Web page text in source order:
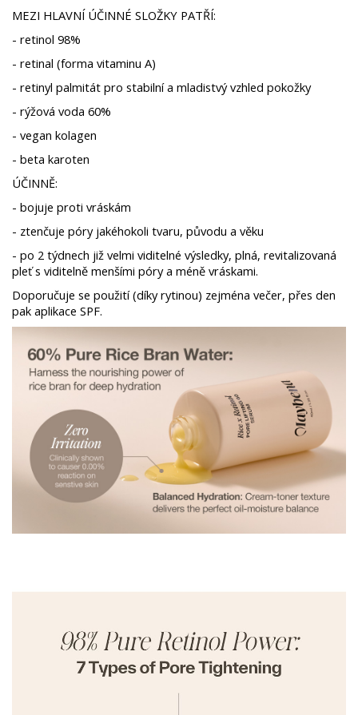
MEZI HLAVNÍ ÚČINNÉ SLOŽKY PATŘÍ:
- retinol 98%
- retinal (forma vitaminu A)
- retinyl palmitát pro stabilní a mladistvý vzhled pokožky
- rýžová voda 60%
- vegan kolagen
- beta karoten
ÚČINNĚ:
- bojuje proti vráskám
- ztenčuje póry jakéhokoli tvaru, původu a věku
- po 2 týdnech již velmi viditelné výsledky, plná, revitalizovaná
pleť s viditelně menšími póry a méně vráskami.
Doporučuje se použití (díky rytinou) zejména večer, přes den
pak aplikace SPF.